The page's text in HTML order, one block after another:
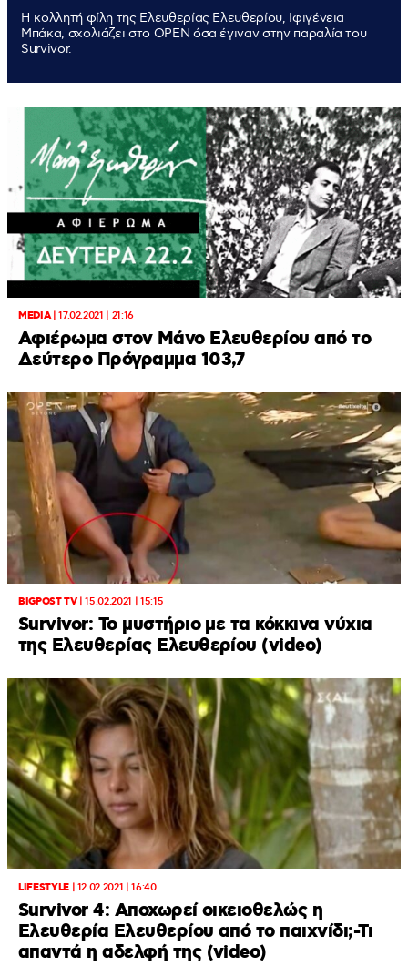
Η κολλητή φίλη της Ελευθερίας Ελευθερίου, Ιφιγένεια
Μπάκα, σχολιάζει στο OPEN όσα έγιναν στην παραλία του
Survivor.
MEDIA|17.02.2021 | 21:16
Αφιέρωμα στον Μάνο Ελευθερίου από το
Δεύτερο Πρόγραμμα 103,7
BIGPOST TV|15.02.2021 | 15:15
Survivor: Το μυστήριο με τα κόκκινα νύχια
της Ελευθερίας Ελευθερίου (video)
LIFESTYLE| 12.02.2021 | 16:40
Survivor 4: Αποχωρεί οικειοθελώς η
Ελευθερία Ελευθερίου από το παιχνίδι;-Τι
απαντά η αδελφή της (video)